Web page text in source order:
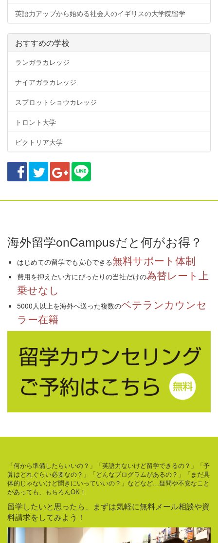
英語力アップから始める社会人のイギリスの大学院留学
おすすめの学校
ランガラカレッジ
ナイアガラカレッジ
スプロットショウカレッジ
トロント大学
ビクトリア大学
海外留学onCampusだと何がお得？
はじめての留学でも安心できる無料サポート体制
費用を抑えたい方にぴったりの当社だけの為替レート上
乗せなし
5000人以上を海外へ送った複数のベテランカウンセ
ラー在籍
「何から準備したらいいの？」「英語力ないけど留学できるの？」「予
算はどれぐらい必要なの？」「どんなプログラムがあるの？」「まだ具
体的じゃないけど聞きにいっていいの？」などなど…疑問や不安なこと
があっても、もちろんOK！
留学したいと思ったら、まずは気軽に無料メール相談や資
料請求をしてみよう！